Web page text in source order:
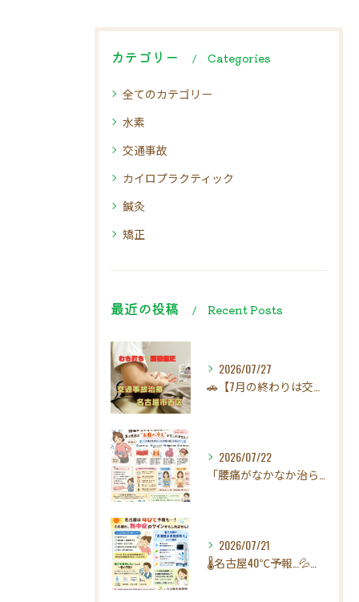
カテゴリー Categories
全てのカテゴリー
水素
交通事故
カイロプラクティック
鍼灸
矯正
最近の投稿 Recent Posts
2026/07/27
2026/07/22
2026/07/21